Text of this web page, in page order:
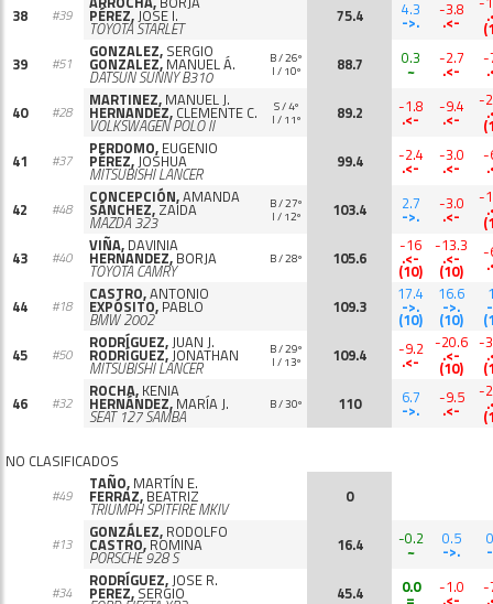
38
#39 PÉREZ,JOSE I.
TOYOTA STARLET
75.4 4.3
->.
-3.8
.<-
39
#51
GONZALEZ, SERGIO
GONZALEZ, MANUEL Á.
DATSUN SUNNY B310
B / 26º
I / 10º 88.7 0.3
~
-2.7
.<-
-
40
#28
MARTINEZ, MANUEL J.
HERNANDEZ, CLEMENTE C.
VOLKSWAGEN POLO II
S / 4º
I / 11º 89.2 -1.8
.<-
-9.4
.<-
-
41
#37
PERDOMO, EUGENIO
PÉREZ,JOSHUA
MITSUBISHI LANCER
99.4 -2.4
.<-
-3.0
.<-
-
42
#48
CONCEPCIÓN,AMANDA
SÁNCHEZ, ZAIDA
MAZDA 323
B / 27º
I / 12º 103.4 2.7
->.
-3.0
.<-
-
43
#40
VIÑA, DAVINIA
HERNANDEZ, BORJA
TOYOTA CAMRY
B / 28º 105.6
-16
.<-
(10)
-13.3
.<-
(10)
-
44
#18
CASTRO,ANTONIO
EXPÓSITO, PABLO
BMW 2002
109.3
17.4
->.
(10)
16.6
->.
(10)
45
#50
RODRÍGUEZ,JUAN J.
RODRÍGUEZ,JONATHAN
MITSUBISHI LANCER
B / 29º
I / 13º 109.4 -9.2
.<-
-20.6
.<-
(10)
-
46
#32
ROCHA, KENIA
HERNÁNDEZ, MARÍA J.
SEAT 127 SAMBA
B / 30º 110 6.7
->.
-9.5
.<-
-
NO CLASIFICADOS
#49
TAÑO, MARTÍN E.
FERRAZ, BEATRIZ
TRIUMPH SPITFIRE MKIV
0
#13
GONZÁLEZ, RODOLFO
CASTRO, ROMINA
PORSCHE 928 S
16.4 -0.2
~
0.5
->.
#34
RODRÍGUEZ,JOSE R.
PEREZ, SERGIO 45.4 0.0
=
-1.0
.<-
-